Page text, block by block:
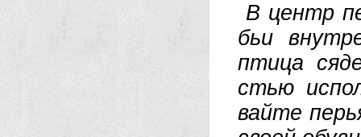
В центр
бьи
пти­ца
стью
вай­те